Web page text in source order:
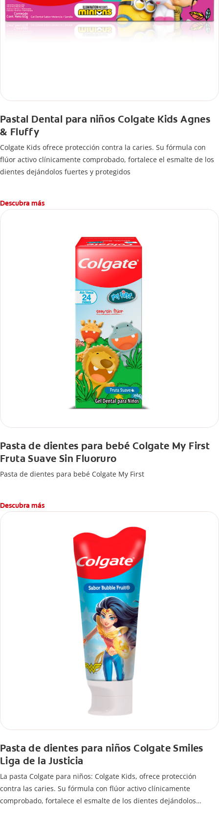
Pastal Dental para niños Colgate Kids Agnes
& Fluffy
Colgate Kids ofrece protección contra la caries. Su fórmula con
flúor activo clínicamente comprobado, fortalece el esmalte de los
dientes dejándolos fuertes y protegidos
Descubra más
Pasta de dientes para bebé Colgate My First
Fruta Suave Sin Fluoruro
Pasta de dientes para bebé Colgate My First
Descubra más
Pasta de dientes para niños Colgate Smiles
Liga de la Justicia
La pasta Colgate para niños: Colgate Kids, ofrece protección
contra las caries. Su fórmula con flúor activo clínicamente
comprobado, fortalece el esmalte de los dientes dejándolos